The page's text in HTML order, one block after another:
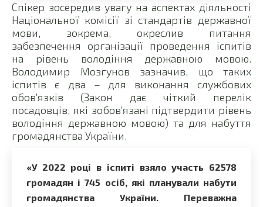
Спікер зосередив увагу на аспектах діяльності
Національної комісії зі стандартів державної
мови, зокрема, окреслив питання
забезпечення організації проведення іспитів
на рівень володіння державною мовою.
Володимир Мозгунов зазначив, що таких
іспитів є два – для виконання службових
обов’язків (Закон дає чіткий перелік
посадовців, які зобов’язані підтвердити рівень
володіння державною мовою) та для набуття
громадянства України.
«У 2022 році в іспиті взяло участь 62578
громадян і 745 осіб, які планували набути
громадянства України. Переважна